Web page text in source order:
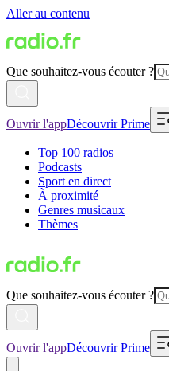
Aller au contenu
Que souhaitez-vous écouter ?
Ouvrir l'appDécouvrir Prime
Top 100 radios
Podcasts
Sport en direct
À proximité
Genres musicaux
Thèmes
Que souhaitez-vous écouter ?
Ouvrir l'appDécouvrir Prime